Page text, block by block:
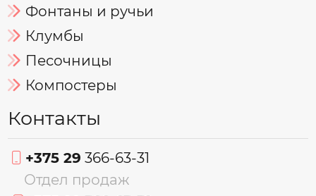
Фонтаны и ручьи
Клумбы
Песочницы
Компостеры
Контакты
+375 29 366-63-31
Отдел продаж